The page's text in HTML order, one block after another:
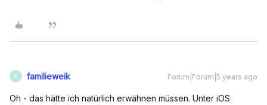
F familieweik Forum|Forum|5 years ago
Oh - das hätte ich natürlich erwähnen müssen. Unter iOS